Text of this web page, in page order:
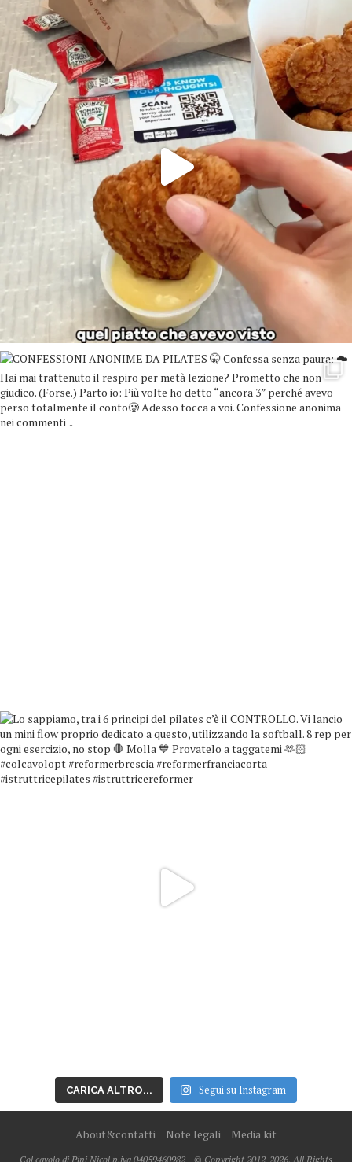
CARICA ALTRO... Segui su Instagram
About&contatti Note legali Media kit
Col cavolo di Pini Nicol p.iva 04059460982 - © Copyright 2012-2026, All Rights